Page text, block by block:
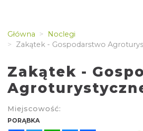
Główna
Noclegi
Zakątek - Gospodarstwo
Zakątek -
Miejscowość:
PORĄBKA